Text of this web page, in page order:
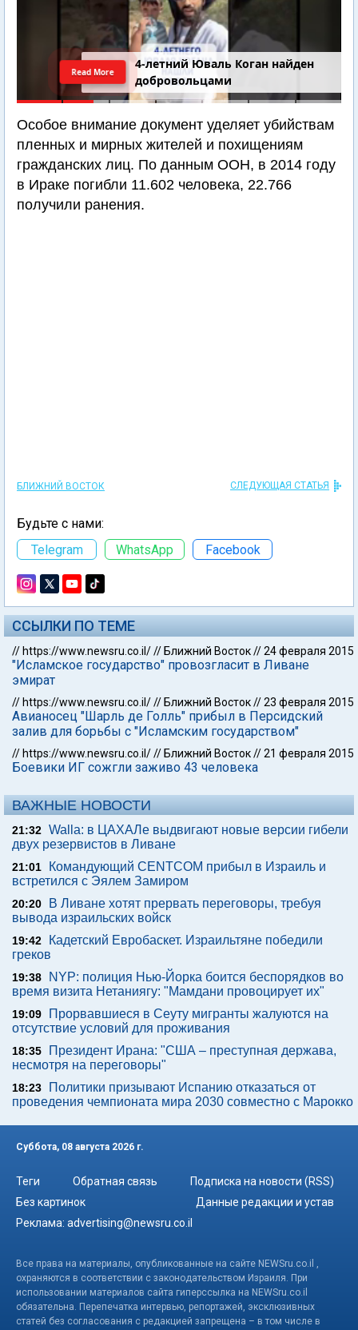
4-летний Юваль Коган найден
добровольцами
Read More
Особое внимание документ уделяет убийствам
пленных и мирных жителей и похищениям
гражданских лиц. По данным ООН, в 2014 году
в Ираке погибли 11.602 человека, 22.766
получили ранения.
БЛИЖНИЙ ВОСТОК СЛЕДУЮЩАЯ СТАТЬЯ
Будьте с нами:
Telegram
WhatsApp Facebook
ССЫЛКИ ПО ТЕМЕ
// https://www.newsru.co.il/// Ближний Восток//24 февраля 2015
"Исламское государство" провозгласит в Ливане
эмират
// https://www.newsru.co.il/// Ближний Восток//23 февраля 2015
Авианосец "Шарль де Голль" прибыл в Персидский
залив для борьбы с "Исламским государством"
// https://www.newsru.co.il/// Ближний Восток//21 февраля 2015
Боевики ИГ сожгли заживо 43 человека
ВАЖНЫЕ НОВОСТИ
21:32 Walla: в ЦАХАЛе выдвигают новые версии гибели
двух резервистов в Ливане
21:01
Командующий CENTCOM прибыл в Израиль и
встретился с Эялем Замиром
20:20
В Ливане хотят прервать переговоры, требуя
вывода израильских войск
19:42
Кадетский Евробаскет. Израильтяне победили
греков
19:38
NYP: полиция Нью-Йорка боится беспорядков во
время визита Нетаниягу: "Мамдани провоцирует их"
19:09
Прорвавшиеся в Сеуту мигранты жалуются на
отсутствие условий для проживания
18:35
Президент Ирана: "США – преступная держава,
несмотря на переговоры"
18:23
Политики призывают Испанию отказаться от
проведения чемпионата мира 2030 совместно с Марокко
Суббота, 08 августа 2026 г.
Теги Обратная связь
Подписка на новости (RSS)
Без картинок
Данные редакции и устав
Реклама: advertising@newsru.co.il
Все права на материалы, опубликованные на сайте NEWSru.co.il ,
охраняются в соответствии с законодательством Израиля. При
использовании материалов сайта гиперссылка на NEWSru.co.il
обязательна. Перепечатка интервью, репортажей, эксклюзивных
статей без согласования с редакцией запрещена – в том числе в